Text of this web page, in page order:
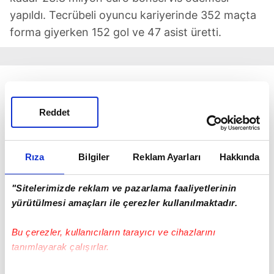
Rıza Bilgiler Reklam Ayarları Hakkında
"Sitelerimizde reklam ve pazarlama faaliyetlerinin
yürütülmesi amaçları ile çerezler kullanılmaktadır.
Bu çerezler, kullanıcıların tarayıcı ve cihazlarını
tanımlayarak çalışırlar.
Reddet
yapıldı. Tecrübeli oyuncu kariyerinde 352 maçta
forma giyerken 152 gol ve 47 asist üretti.
128 MAÇTA 56 GOLÜ VAR